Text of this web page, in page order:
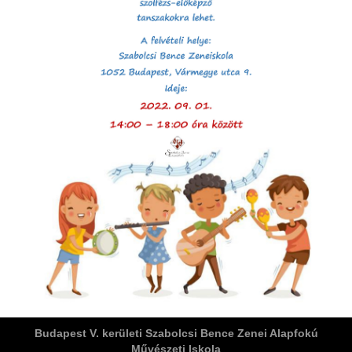
Területi Válogatója
Budapest V. kerületi Szabolcsi Bence Zenei Alapfokú
Művészeti Iskola